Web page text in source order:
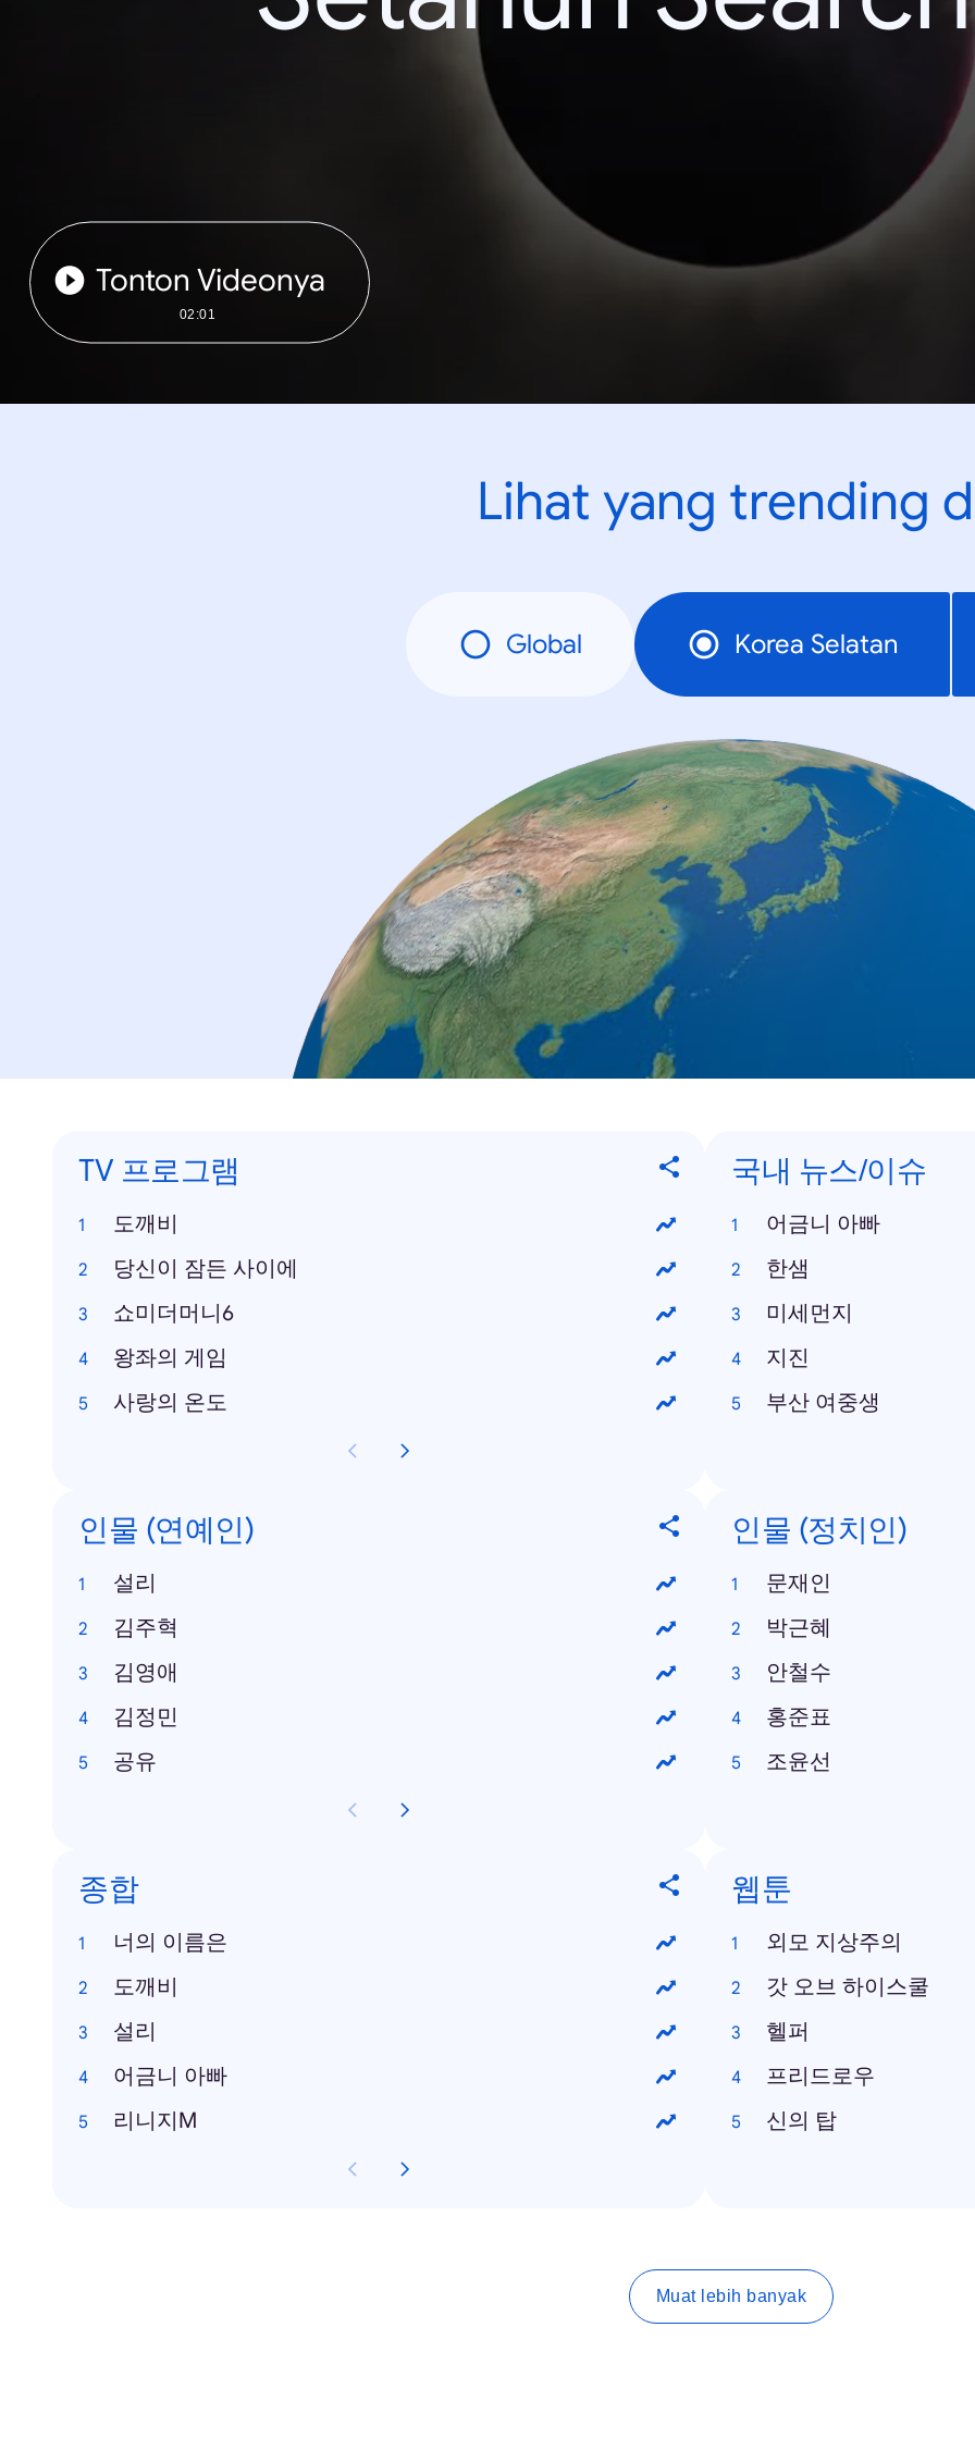
Tonton Videonya
02:01
Lihat yang trending
Global Korea Selatan
TV 프로그램
도깨비
당신이 잠든 사이에
쇼미더머니6
왕좌의 게임
사랑의 온도
국내 뉴스/이슈
어금니 아빠
한샘
미세먼지
지진
부산 여중생
인물 (연예인)
설리
김주혁
김영애
김정민
공유
인물 (정치인)
문재인
박근혜
안철수
홍준표
조윤선
종합
너의 이름은
도깨비
설리
어금니 아빠
리니지M
웹툰
외모 지상주의
갓 오브 하이스쿨
헬퍼
프리드로우
신의 탑
Muat lebih banyak